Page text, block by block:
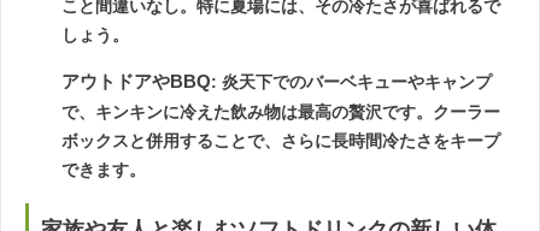
こと間違いなし。特に夏場には、その冷たさが喜ばれるで
しょう。
アウトドアやBBQ: 炎天下でのバーベキューやキャンプ
で、キンキンに冷えた飲み物は最高の贅沢です。クーラー
ボックスと併用することで、さらに長時間冷たさをキープ
できます。